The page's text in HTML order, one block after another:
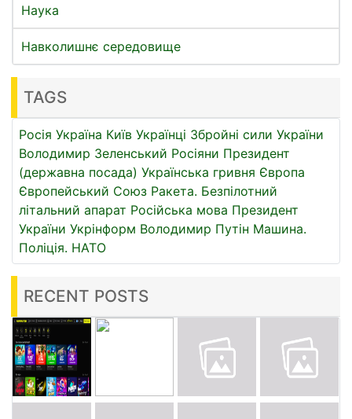
Наука
Навколишнє середовище
TAGS
Росія Україна Київ Українці Збройні сили України
Володимир Зеленський Росіяни Президент
(державна посада) Українська гривня Європа
Європейський Союз Ракета. Безпілотний
літальний апарат Російська мова Президент
України Укрінформ Володимир Путін Машина.
Поліція. НАТО
RECENT POSTS